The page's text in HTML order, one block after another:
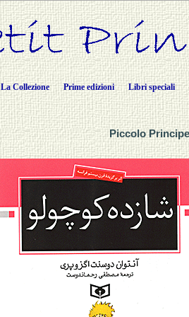
La Collezione Prime edizioni Libri speciali
Piccolo